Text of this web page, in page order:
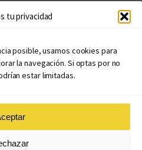
tu privacidad
posible, usamos cookies para
la navegación. Si optas por no
estar limitadas.